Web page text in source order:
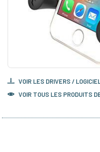
VOIR LES DRIVERS /
VOIR TOUS LES PRODUITS